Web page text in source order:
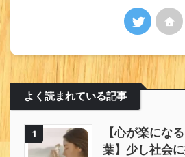
よく読まれている記事
1
【心が楽にな
葉】少し社会